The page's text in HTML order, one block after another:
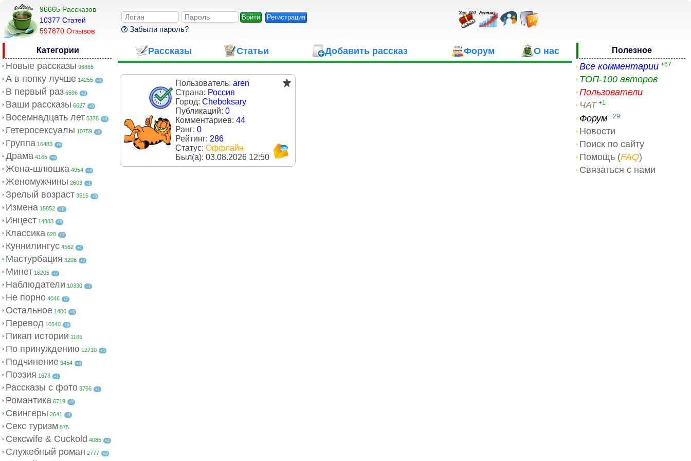
96665 Рассказов
10377 Cтатей
597870 Отзывов
Регистрация
Забыли пароль?
Категории
Новые рассказы 96665
А в попку лучше 14255 +4
В первый раз 6596 +2
Ваши рассказы 6627 +9
Восемнадцать лет 5378 +6
Гетеросексуалы 10759 +8
Группа 16483 +8
Драма 4165 +9
Жена-шлюшка 4954 +4
Женомужчины 2603 +1
Зрелый возраст 3515 +5
Измена 15852 +11
Инцест 14883 +5
Классика 628 +2
Куннилингус 4562 +1
Мастурбация 3208 +2
Минет 16205 +7
Наблюдатели 10330 +7
Не порно 4046 +7
Остальное 1400 +6
Перевод 10540 +4
Пикап истории 1165
По принуждению 12710 +1
Подчинение 9454 +4
Поэзия 1678 +1
Рассказы с фото 3766 +1
Романтика 6719 +5
Свингеры 2641 +1
Секс туризм 875
Сексwife & Cuckold 4085 +2
Служебный роман 2777 +3
Рассказы Статьи Добавить рассказ Форум О нас
Пользователь: aren
Страна: Россия
Город: Cheboksary
Публикаций: 0
Комментариев: 44
Ранг: 0
Рейтинг: 286
Статус: Оффлайн
Был(a): 03.08.2026 12:50
Полезное
Все комментарии +67
ТОП-100 авторов
Пользователи
ЧАТ +1
Форум +29
Новости
Поиск по сайту
Помощь (FAQ)
Связаться с нами